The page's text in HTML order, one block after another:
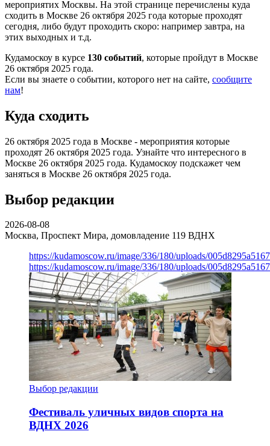
мероприятих Москвы. На этой странице перечислены куда
сходить в Москве 26 октября 2025 года которые проходят
сегодня, либо будут проходить скоро: например завтра, на
этих выходных и т.д.
Кудамоскоу в курсе 130 событий, которые пройдут в Москве
26 октября 2025 года.
Если вы знаете о событии, которого нет на сайте, сообщите
нам!
Куда сходить
26 октября 2025 года в Москве - мероприятия которые
проходят 26 октября 2025 года. Узнайте что интересного в
Москве 26 октября 2025 года. Кудамоскоу подскажет чем
заняться в Москве 26 октября 2025 года.
Выбор редакции
2026-08-08
Москва, Проспект Мира, домовладение 119 ВДНХ
https://kudamoscow.ru/image/336/180/uploads/
https://kudamoscow.ru/image/336/180/uploads/
Выбор редакции
Фестиваль уличных видов спорта на
ВДНХ 2026